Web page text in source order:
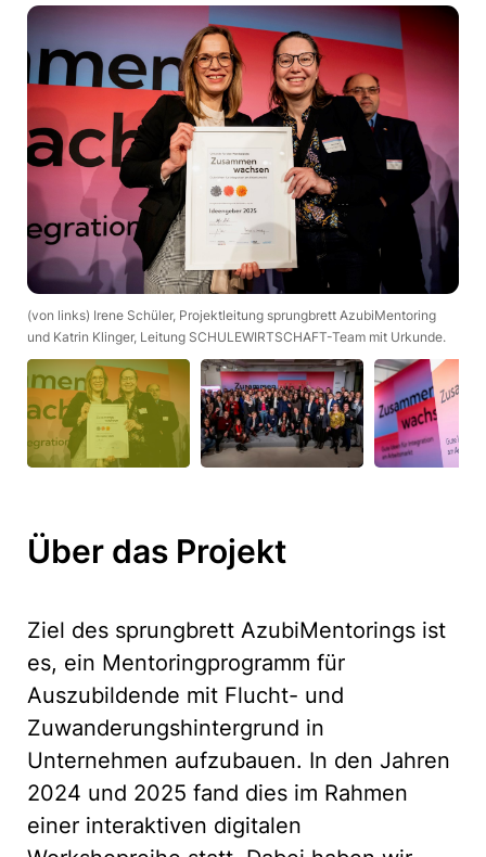
(von links) Irene Schüler, Projektleitung sprungbrett AzubiMentoring
und Katrin Klinger, Leitung SCHULEWIRTSCHAFT-Team mit Urkunde.
Über das Projekt
Ziel des sprungbrett AzubiMentorings ist
es, ein Mentoringprogramm für
Auszubildende mit Flucht- und
Zuwanderungshintergrund in
Unternehmen aufzubauen. In den Jahren
2024 und 2025 fand dies im Rahmen
einer interaktiven digitalen